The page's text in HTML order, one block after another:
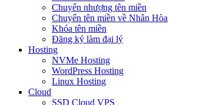
Chuyển nhượng tên miền
Chuyển tên miền về Nhân Hòa
Khóa tên miền
Đăng ký làm đại lý
Hosting
NVMe Hosting
WordPress Hosting
Linux Hosting
Cloud
SSD Cloud VPS